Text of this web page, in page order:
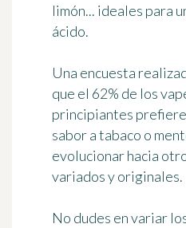
limón... ideales para
ácido.
Una encuesta
que el 62% de los
principiantes
sabor a tabaco o
evolucionar hacia
variados y originales.
No dudes en variar